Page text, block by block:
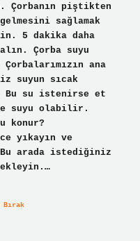
Çorbanın piştikten
sağlamak
5 dakika daha
Çorba suyu
ana
suyun sıcak
Bu su istenirse et
suyu olabilir.
konur?
yıkayın ve
arada istediğiniz
Bırak